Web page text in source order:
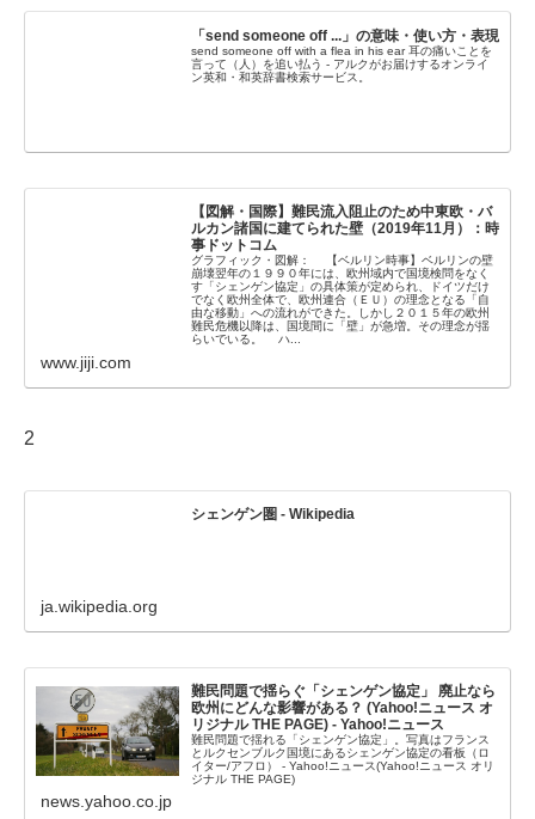
「send someone off ...」の意味・使い方・表現
send someone off with a flea in his ear 耳の痛いことを
言って（人）を追い払う - アルクがお届けするオンライ
ン英和・和英辞書検索サービス。
【図解・国際】難民流入阻止のため中東欧・バ
ルカン諸国に建てられた壁（2019年11月）：時
事ドットコム
グラフィック・図解： 【ベルリン時事】ベルリンの壁
崩壊翌年の１９９０年には、欧州域内で国境検問をなく
す「シェンゲン協定」の具体策が定められ、ドイツだけ
でなく欧州全体で、欧州連合（ＥＵ）の理念となる「自
由な移動」への流れができた。しかし２０１５年の欧州
難民危機以降は、国境間に「壁」が急増。その理念が揺
らいでいる。 ハ...
www.jiji.com
2
シェンゲン圏 - Wikipedia
ja.wikipedia.org
難民問題で揺らぐ「シェンゲン協定」 廃止なら
欧州にどんな影響がある？ (Yahoo!ニュース オ
リジナル THE PAGE) - Yahoo!ニュース
難民問題で揺れる「シェンゲン協定」。写真はフランス
とルクセンブルク国境にあるシェンゲン協定の看板（ロ
イター/アフロ） - Yahoo!ニュース(Yahoo!ニュース オリ
ジナル THE PAGE)
news.yahoo.co.jp